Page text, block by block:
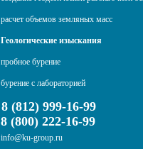
расчет объемов земляных масс
Геологические изыскания
пробное бурение
бурение с лабораторией
8 (812) 999-16-99
8 (800) 222-16-99
info@ku-group.ru